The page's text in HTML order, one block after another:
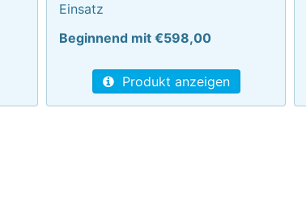
Einsatz
Beginnend mit €598,00
Produkt anzeigen